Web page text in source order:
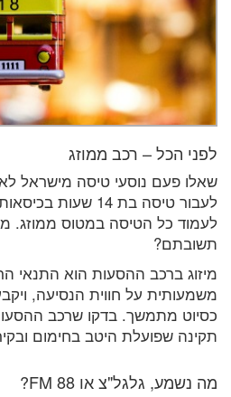
לפני הכל – רכב ממוזג
שאלו פעם נוסעי טיסה מישראל
לעבור טיסה בת 14
לעמוד כל הטיסה במטוס ממוזג.
תשובתם?
מיזוג ברכב ההסעות הוא התנאי
משמעותית על חווית הנסיעה,
כסיוט מתמשך. בדקו שרכב
תקינה שפועלת היטב בחימום
מה נשמע, גלגל"צ או 88 FM?